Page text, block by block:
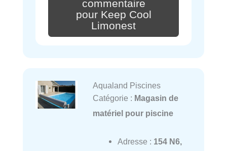
commentaire
pour Keep Cool
Limonest
Aqualand Piscines
Catégorie : Magasin de
matériel pour piscine
Adresse : 154 N6,